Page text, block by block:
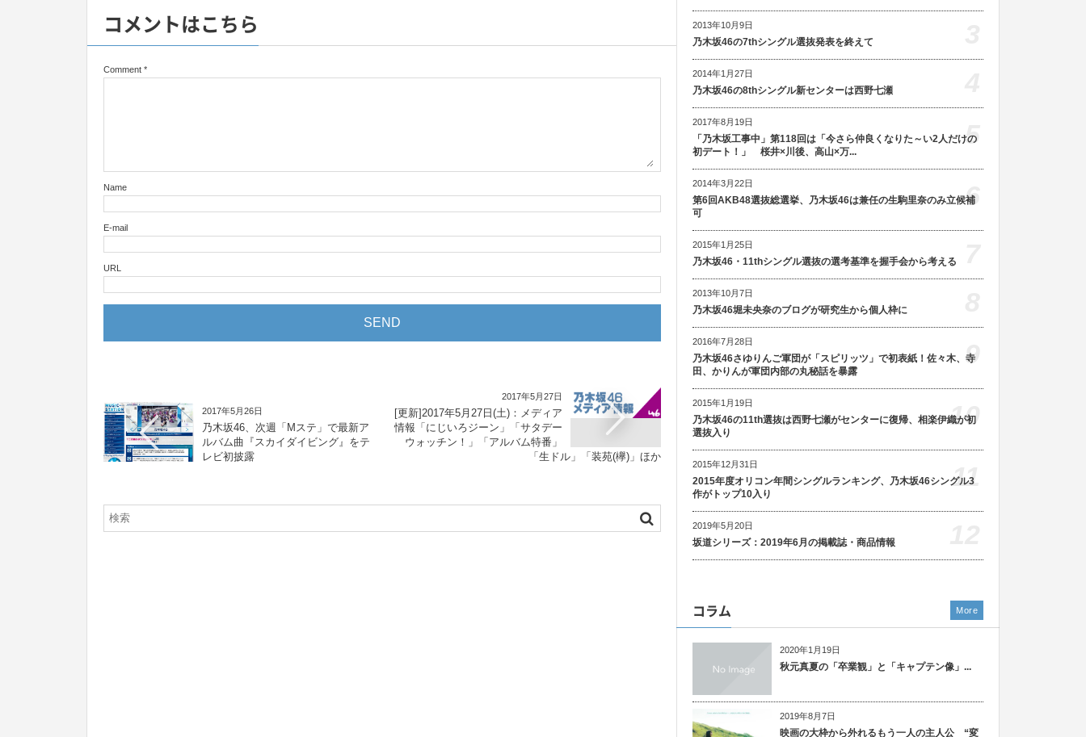
コメントはこちら
Comment *
Name
E-mail
URL
2017年5月26日
乃木坂46、次週「Mステ」で最新ア
ルバム曲『スカイダイビング』をテ
レビ初披露
2017年5月27日
[更新]2017年5月27日(土)：メディア
情報「にじいろジーン」「サタデー
ウォッチン！」「アルバム特番」
「生ドル」「装苑(欅)」ほか
2013年10月9日
乃木坂46の7thシングル選抜発表を終えて
2014年1月27日
乃木坂46の8thシングル新センターは西野七瀬
2017年8月19日
「乃木坂工事中」第118回は「今さら仲良くなりた～い2人だけの
初デート！」 桜井×川後、高山×万...
5
2014年3月22日
第6回AKB48選抜総選挙、乃木坂46は兼任の生駒里奈のみ立候補
可
6
2015年1月25日
乃木坂46・11thシングル選抜の選考基準を握手会から考える
2013年10月7日
乃木坂46堀未央奈のブログが研究生から個人枠に
2016年7月28日
乃木坂46さゆりんご軍団が「スピリッツ」で初表紙！佐々木、寺
田、かりんが軍団内部の丸秘話を暴露
9
2015年1月19日
乃木坂46の11th選抜は西野七瀬がセンターに復帰、相楽伊織が初
選抜入り
10
2015年12月31日
2015年度オリコン年間シングルランキング、乃木坂46シングル3
作がトップ10入り
11
2019年5月20日
坂道シリーズ：2019年6月の掲載誌・商品情報
コラム
2020年1月19日
秋元真夏の「卒業観」と「キャプテン像」...
2019年8月7日
映画の大枠から外れるもう一人の主人公 “変
More